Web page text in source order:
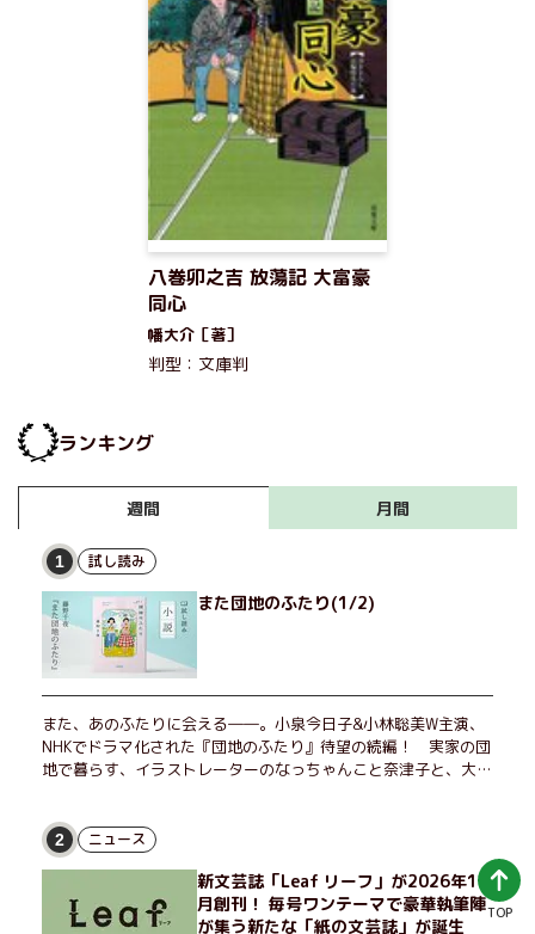
八巻卯之吉 放蕩記 大富豪
同心
幡大介［著］
判型：文庫判
ランキング
週間 月間
1 試し読み
また団地のふたり(1/2)
また、あのふたりに会える――。小泉今日子&小林聡美W主演、
NHKでドラマ化された『団地のふたり』待望の続編！ 実家の団
地で暮らす、イラストレーターのなっちゃんこと奈津子と、大学
げたり、部屋でふたりだけの「台湾映画祭」を催したり。50代
独身、幼なじみの変わらぬ友情とささやかな幸せの日々を描く。
2 ニュース
新文芸誌「Leaf リーフ」が2026年10
月創刊！ 毎号ワンテーマで豪華執筆陣
が集う新たな「紙の文芸誌」が誕生
TOP